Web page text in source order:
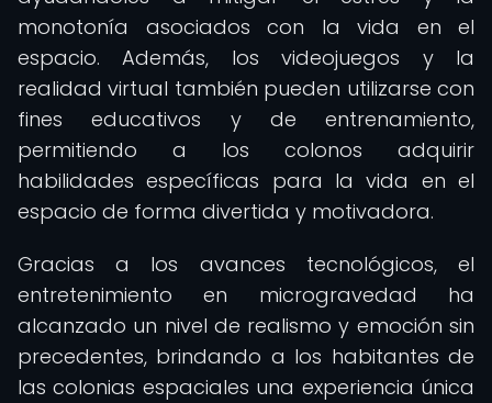
monotonía asociados con la vida en el
espacio. Además, los videojuegos y la
realidad virtual también pueden utilizarse con
fines educativos y de entrenamiento,
permitiendo a los colonos adquirir
habilidades específicas para la vida en el
espacio de forma divertida y motivadora.
Gracias a los avances tecnológicos, el
entretenimiento en microgravedad ha
alcanzado un nivel de realismo y emoción sin
precedentes, brindando a los habitantes de
las colonias espaciales una experiencia única